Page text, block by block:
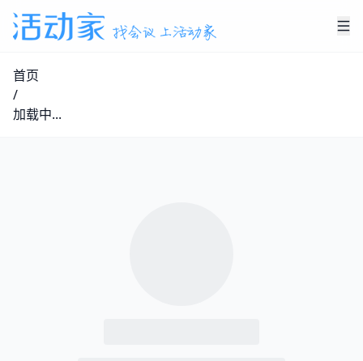
首页
/
加载中...